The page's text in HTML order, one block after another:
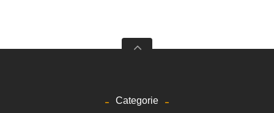
Categorie